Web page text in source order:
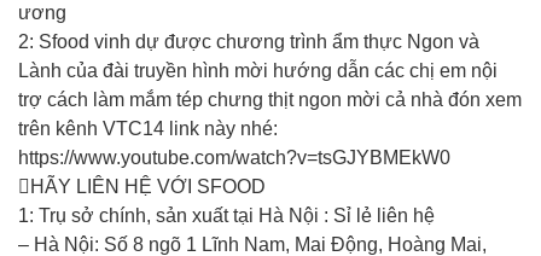
ương
2: Sfood vinh dự được chương trình ẩm thực Ngon và
Lành của đài truyền hình mời hướng dẫn các chị em nội
trợ cách làm mắm tép chưng thịt ngon mời cả nhà đón xem
trên kênh VTC14 link này nhé:
https://www.youtube.com/watch?v=tsGJYBMEkW0
HÃY LIÊN HỆ VỚI SFOOD
1: Trụ sở chính, sản xuất tại Hà Nội : Sỉ lẻ liên hệ
– Hà Nội: Số 8 ngõ 1 Lĩnh Nam, Mai Động, Hoàng Mai,